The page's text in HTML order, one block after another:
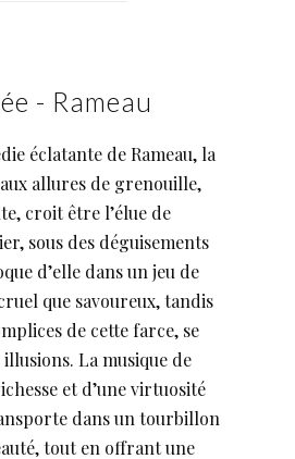
- Rameau
éclatante de Rameau, la
allures de grenouille,
croit être l’élue de
sous des déguisements
d’elle dans un jeu de
que savoureux, tandis
de cette farce, se
La musique de
et d’une virtuosité
dans un tourbillon
tout en offrant une